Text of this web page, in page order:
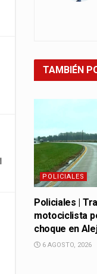
TAMBIÉN
POLICIALES
Policiales |
motociclista
choque en
6 AGOSTO, 2026